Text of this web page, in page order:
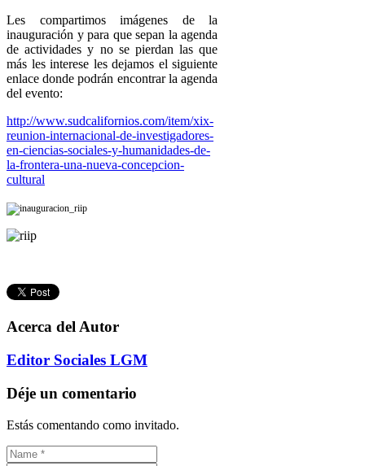
Les compartimos imágenes de la
inauguración y para que sepan la agenda
de actividades y no se pierdan las que
más les interese les dejamos el siguiente
enlace donde podrán encontrar la agenda
del evento:
http://www.sudcalifornios.com/item/xix-
reunion-internacional-de-investigadores-
en-ciencias-sociales-y-humanidades-de-
la-frontera-una-nueva-concepcion-
cultural
Acerca del Autor
Editor Sociales LGM
Déje un comentario
Estás comentando como invitado.